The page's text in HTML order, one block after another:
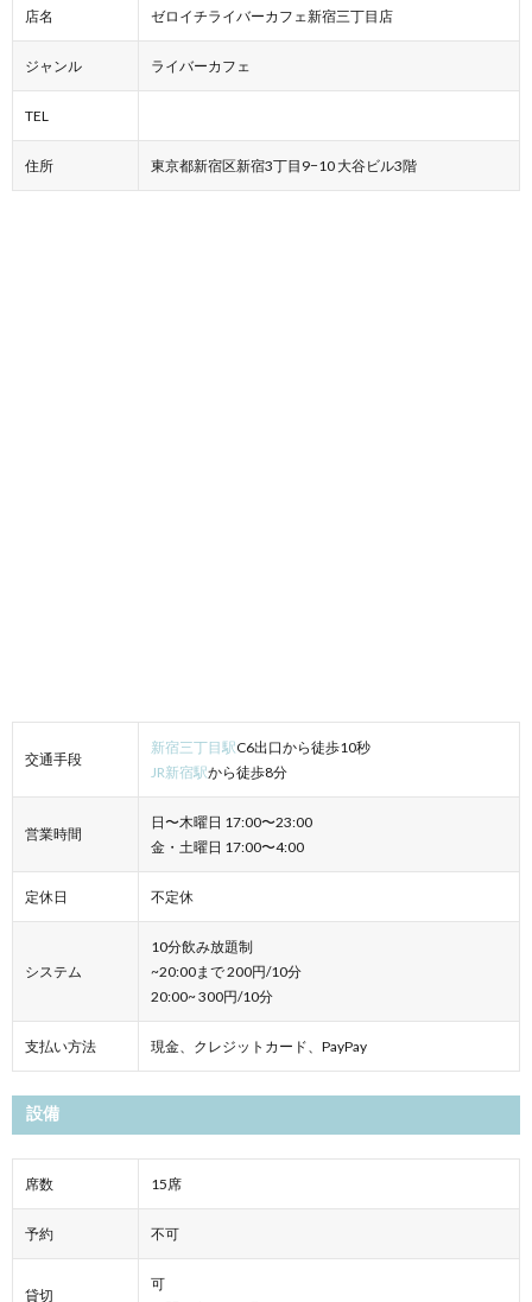
店名 ゼロイチライバーカフェ新宿三丁目店
ジャンル ライバーカフェ
TEL
住所 東京都新宿区新宿3丁目9−10 大谷ビル3階
交通手段
新宿三丁目駅C6出口から徒歩10秒
JR新宿駅から徒歩8分
営業時間
日〜木曜日 17:00〜23:00
金・土曜日 17:00〜4:00
定休日 不定休
システム
10分飲み放題制
~20:00まで 200円/10分
20:00~ 300円/10分
支払い方法 現金、クレジットカード、PayPay
設備
席数 15席
予約 不可
貸切
可